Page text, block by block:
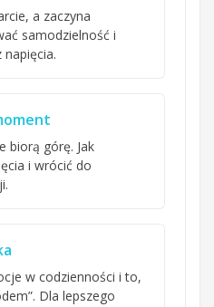
a zaczyna
samodzielność i
biorą górę. Jak
i wrócić do
w codzienności i to,
Dla lepszego